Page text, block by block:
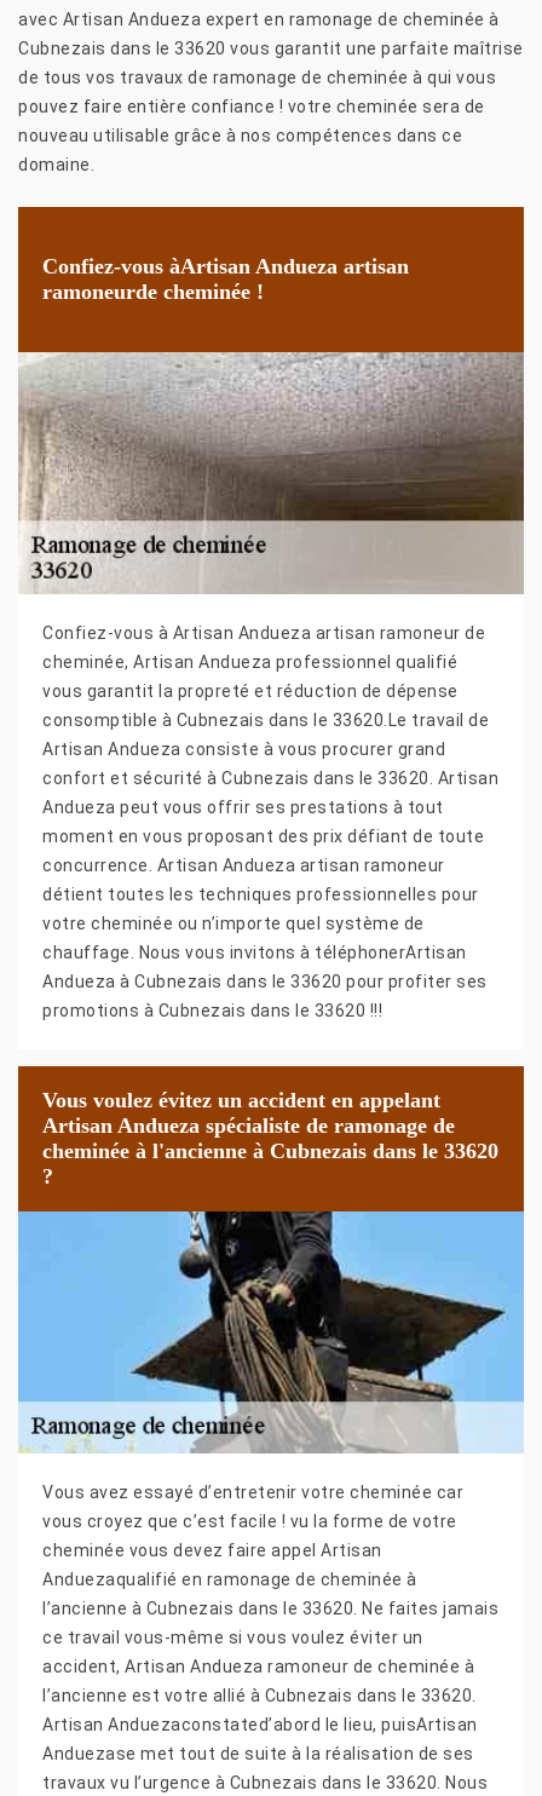
avec Artisan Andueza expert en ramonage de cheminée à
Cubnezais dans le 33620 vous garantit une parfaite maîtrise
de tous vos travaux de ramonage de cheminée à qui vous
pouvez faire entière confiance ! votre cheminée sera de
nouveau utilisable grâce à nos compétences dans ce
domaine.
Confiez-vous àArtisan Andueza artisan
ramoneurde cheminée !
Confiez-vous à Artisan Andueza artisan ramoneur de
cheminée, Artisan Andueza professionnel qualifié
vous garantit la propreté et réduction de dépense
consomptible à Cubnezais dans le 33620.Le travail de
Artisan Andueza consiste à vous procurer grand
confort et sécurité à Cubnezais dans le 33620. Artisan
Andueza peut vous offrir ses prestations à tout
moment en vous proposant des prix défiant de toute
concurrence. Artisan Andueza artisan ramoneur
détient toutes les techniques professionnelles pour
votre cheminée ou n’importe quel système de
chauffage. Nous vous invitons à téléphonerArtisan
Andueza à Cubnezais dans le 33620 pour profiter ses
promotions à Cubnezais dans le 33620 !!!
Vous voulez évitez un accident en appelant
Artisan Andueza spécialiste de ramonage de
cheminée à l'ancienne à Cubnezais dans le 33620
?
Vous avez essayé d’entretenir votre cheminée car
vous croyez que c’est facile ! vu la forme de votre
cheminée vous devez faire appel Artisan
Anduezaqualifié en ramonage de cheminée à
l’ancienne à Cubnezais dans le 33620. Ne faites jamais
ce travail vous-même si vous voulez éviter un
accident, Artisan Andueza ramoneur de cheminée à
l’ancienne est votre allié à Cubnezais dans le 33620.
Artisan Anduezaconstated’abord le lieu, puisArtisan
Anduezase met tout de suite à la réalisation de ses
travaux vu l’urgence à Cubnezais dans le 33620. Nous